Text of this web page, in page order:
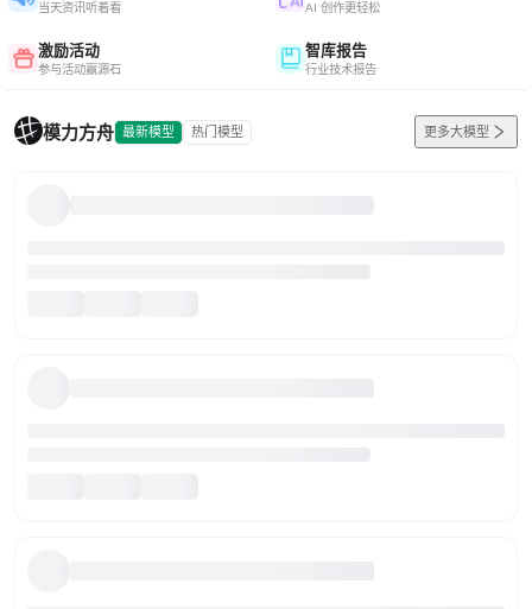
当天资讯听着看 AI 创作更轻松
激励活动
参与活动赢源石
智库报告
行业技术报告
模力方舟 最新模型 热门模型 更多大模型